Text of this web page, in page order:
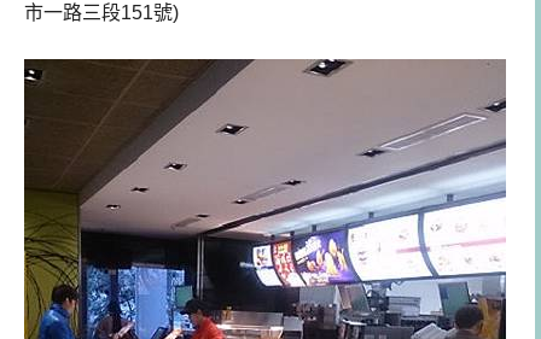
市一路三段151號)